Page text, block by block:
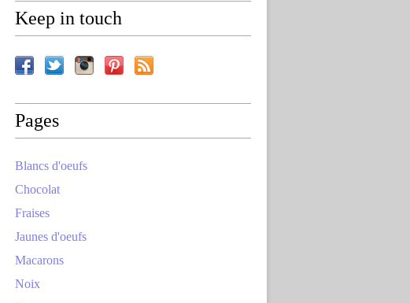
Keep in touch
Pages
Blancs d'oeufs
Chocolat
Fraises
Jaunes d'oeufs
Macarons
Noix